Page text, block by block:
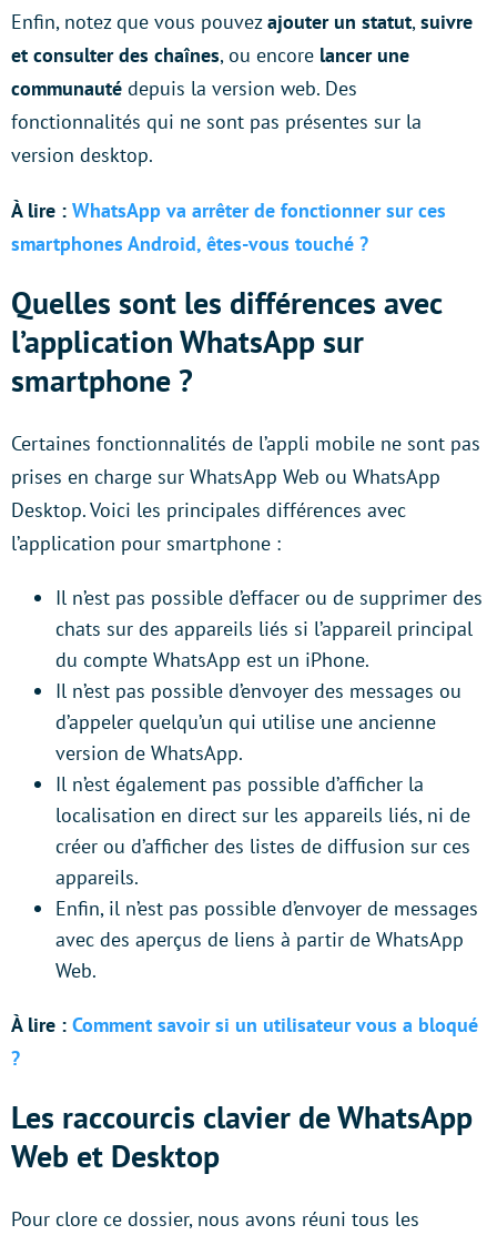
Enfin, notez que vous pouvezajouter un statut,suivre
et consulter des chaînes, ou encore lancer une
communauté depuis la version web. Des
fonctionnalités qui ne sont pas présentes sur la
version desktop.
À lire : WhatsApp va arrêter de fonctionner sur ces
smartphones Android, êtes-vous touché ?
Quelles sont les différences avec
l’application WhatsApp sur
smartphone ?
Certaines fonctionnalités de l’appli mobile ne sont pas
prises en charge sur WhatsApp Web ou WhatsApp
Desktop. Voici les principales différences avec
l’application pour smartphone :
Il n’est pas possible d’effacer ou de supprimer des
chats sur des appareils liés si l’appareil principal
du compte WhatsApp est un iPhone.
Il n’est pas possible d’envoyer des messages ou
d’appeler quelqu’un qui utilise une ancienne
version de WhatsApp.
Il n’est également pas possible d’afficher la
localisation en direct sur les appareils liés, ni de
créer ou d’afficher des listes de diffusion sur ces
appareils.
Enfin, il n’est pas possible d’envoyer de messages
avec des aperçus de liens à partir de WhatsApp
Web.
À lire : Comment savoir si un utilisateur vous a bloqué
?
Les raccourcis clavier de WhatsApp
Web et Desktop
Pour clore ce dossier, nous avons réuni tous les